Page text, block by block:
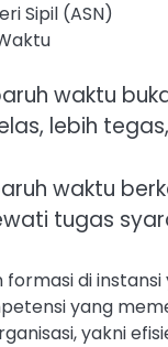
Sipil (ASN)
waktu
lebih
waktu
tugas
di
yang
yakni